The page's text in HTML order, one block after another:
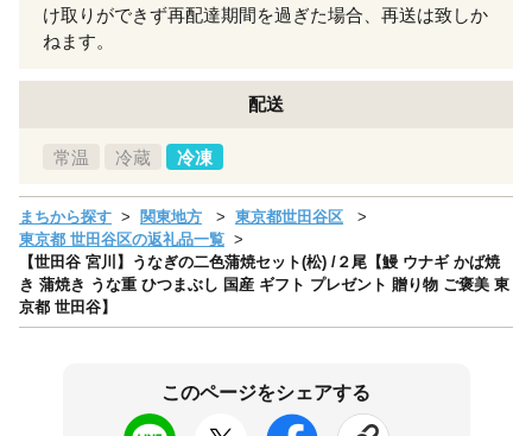
け取りができず再配達期間を過ぎた場合、再送は致しか
ねます。
配送
常温 冷蔵 冷凍
まちから探す 関東地方
東京都世田谷区
東京都 世田谷区の返礼品一覧
【世田谷 宮川】うなぎの二色蒲焼セット(松) /２尾【鰻 ウナギ かば焼
き 蒲焼き うな重 ひつまぶし 国産 ギフト プレゼント 贈り物 ご褒美 東
京都 世田谷】
このページをシェアする